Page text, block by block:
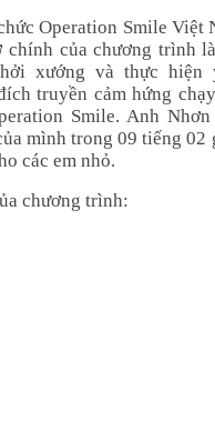
Operation Smile Việt
chính của chương trình
xướng và thực hiện
truyền cảm hứng
Smile. Anh
mình trong 09 tiếng 02
các em nhỏ.
chương trình: